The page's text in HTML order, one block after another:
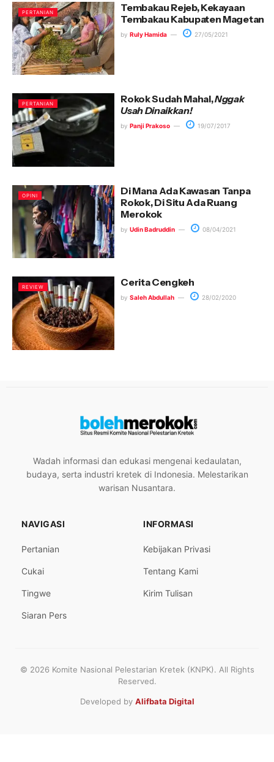
PERTANIAN
Tembakau Rejeb, Kekayaan
Tembakau Kabupaten Magetan
by Ruly Hamida 27/05/2021
PERTANIAN Rokok Sudah Mahal,Nggak
Usah Dinaikkan!
by Panji Prakoso 19/07/2017
OPINI
Di Mana Ada Kawasan Tanpa
Rokok, Di Situ Ada Ruang
Merokok
by Udin Badruddin 08/04/2021
REVIEW Cerita Cengkeh
by Saleh Abdullah 28/02/2020
Wadah informasi dan edukasi mengenai kedaulatan,
budaya, serta industri kretek di Indonesia. Melestarikan
warisan Nusantara.
NAVIGASI
Pertanian
Cukai
Tingwe
Siaran Pers
INFORMASI
Kebijakan Privasi
Tentang Kami
Kirim Tulisan
© 2026 Komite Nasional Pelestarian Kretek (KNPK). All Rights
Reserved.
Developed by Alifbata Digital